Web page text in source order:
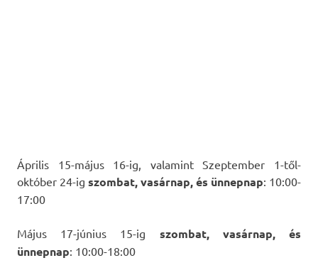
Április 15-május 16-ig, valamint Szeptember 1-től-
október 24-ig szombat, vasárnap, és ünnepnap: 10:00-
17:00
Május 17-június 15-ig szombat, vasárnap, és
ünnepnap: 10:00-18:00